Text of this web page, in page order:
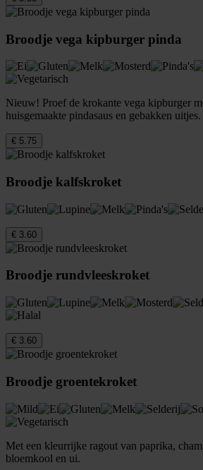
Broodje vega kipburger pinda
Nieuw! Proef de krokante vega kipburger
huisgemaakte pindasaus en gebakken uitjes.
€ 5.75
Broodje kalfskroket
€ 3.60
Broodje rundvleeskroket
€ 3.60
Broodje groentekroket
Met een kleurrijke ragout van paprika,
bloemkool en ui.